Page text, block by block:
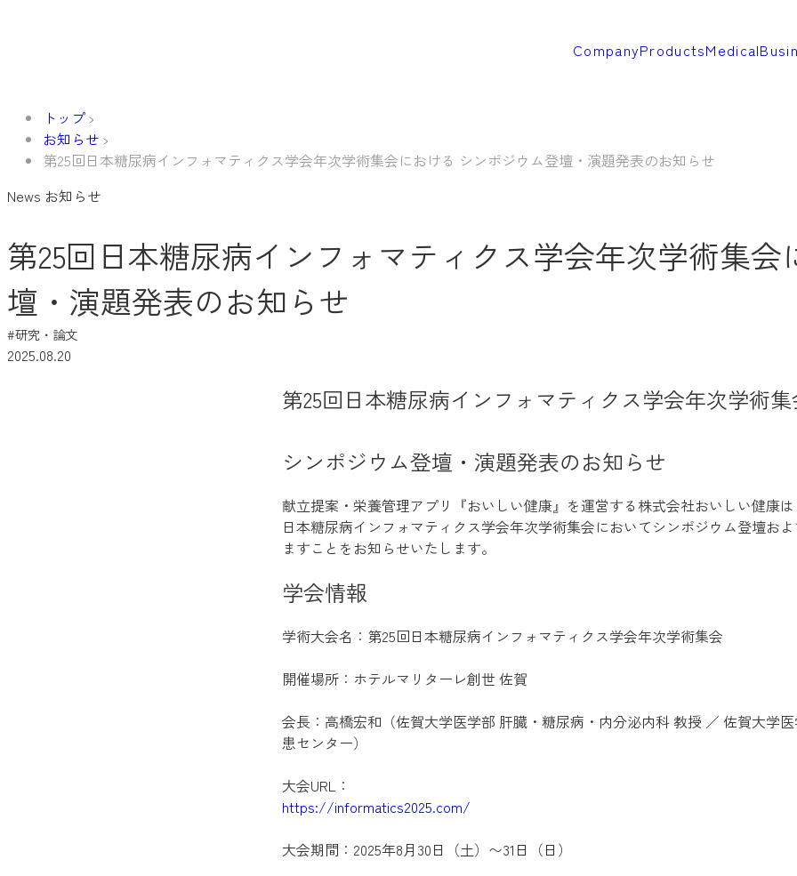
CompanyProductsMedical
トップ
お知らせ
第25回日本糖尿病インフォマティクス学会年次学術集会における シンポジウム登壇・演題発表のお知らせ
News お知らせ
第25回日本糖尿病インフォマティクス学会年次学術集
壇・演題発表のお知らせ
#研究・論文
2025.08.20
第25回日本糖尿病インフォマティクス学会年次学術
シンポジウム登壇・演題発表のお知らせ
献立提案・栄養管理アプリ『おいしい健康』を運営する株式会社おいしい健康
日本糖尿病インフォマティクス学会年次学術集会においてシンポジウム登壇お
ますことをお知らせいたします。
学会情報
学術大会名：第25回日本糖尿病インフォマティクス学会年次学術集会
開催場所：ホテルマリターレ創世 佐賀
会長：高橋宏和（佐賀大学医学部 肝臓・糖尿病・内分泌内科 教授 ／ 佐賀大学
患センター）
大会URL：
https://informatics2025.com/
大会期間：2025年8月30日（土）〜31日（日）